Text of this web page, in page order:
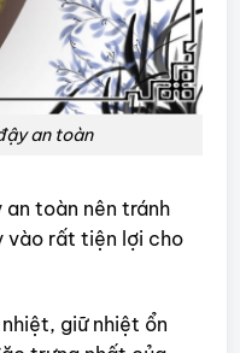
an toàn
an toàn nên tránh
vào rất tiện lợi cho
giữ nhiệt ổn